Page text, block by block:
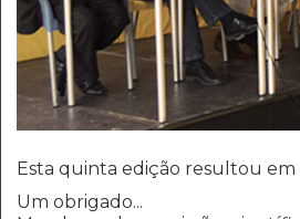
Esta quinta edição resultou em
Um obrigado...